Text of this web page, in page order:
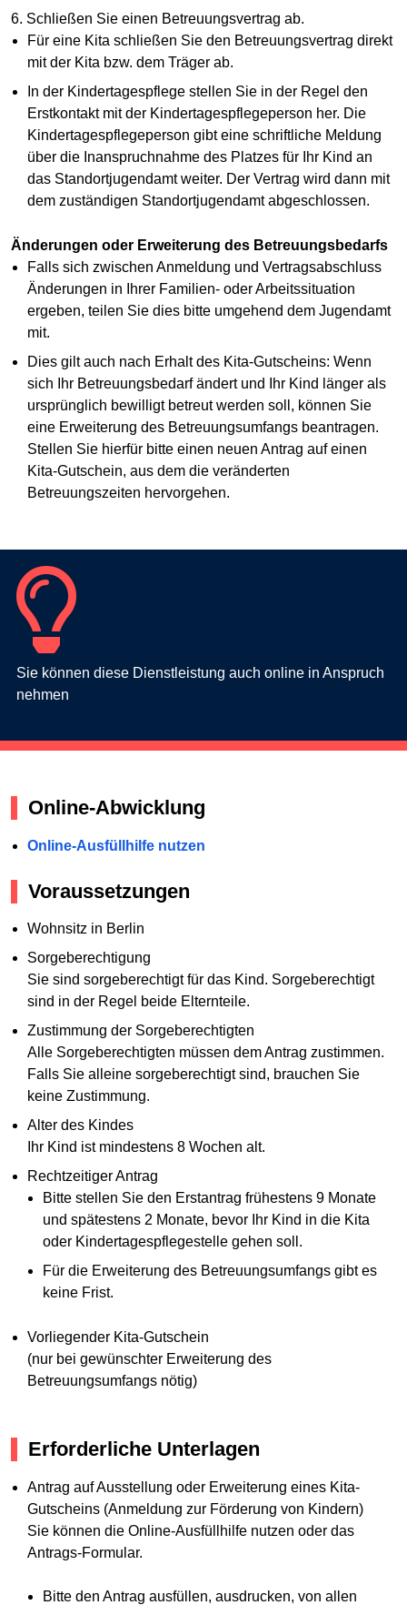
6. Schließen Sie einen Betreuungsvertrag ab.
Für eine Kita schließen Sie den Betreuungsvertrag direkt
mit der Kita bzw. dem Träger ab.
In der Kindertagespflege stellen Sie in der Regel den
Erstkontakt mit der Kindertagespflegeperson her. Die
Kindertagespflegeperson gibt eine schriftliche Meldung
über die Inanspruchnahme des Platzes für Ihr Kind an
das Standortjugendamt weiter. Der Vertrag wird dann mit
dem zuständigen Standortjugendamt abgeschlossen.
Änderungen oder Erweiterung des Betreuungsbedarfs
Falls sich zwischen Anmeldung und Vertragsabschluss
Änderungen in Ihrer Familien- oder Arbeitssituation
ergeben, teilen Sie dies bitte umgehend dem Jugendamt
mit.
Dies gilt auch nach Erhalt des Kita-Gutscheins: Wenn
sich Ihr Betreuungsbedarf ändert und Ihr Kind länger als
ursprünglich bewilligt betreut werden soll, können Sie
eine Erweiterung des Betreuungsumfangs beantragen.
Stellen Sie hierfür bitte einen neuen Antrag auf einen
Kita-Gutschein, aus dem die veränderten
Betreuungszeiten hervorgehen.
Sie können diese Dienstleistung auch online in Anspruch
nehmen
Online-Abwicklung
Online-Ausfüllhilfe nutzen
Voraussetzungen
Wohnsitz in Berlin
Sorgeberechtigung
Sie sind sorgeberechtigt für das Kind. Sorgeberechtigt
sind in der Regel beide Elternteile.
Zustimmung der Sorgeberechtigten
Alle Sorgeberechtigten müssen dem Antrag zustimmen.
Falls Sie alleine sorgeberechtigt sind, brauchen Sie
keine Zustimmung.
Alter des Kindes
Ihr Kind ist mindestens 8 Wochen alt.
Rechtzeitiger Antrag
Bitte stellen Sie den Erstantrag frühestens 9 Monate
und spätestens 2 Monate, bevor Ihr Kind in die Kita
oder Kindertagespflegestelle gehen soll.
Für die Erweiterung des Betreuungsumfangs gibt es
keine Frist.
Vorliegender Kita-Gutschein
(nur bei gewünschter Erweiterung des
Betreuungsumfangs nötig)
Erforderliche Unterlagen
Antrag auf Ausstellung oder Erweiterung eines Kita-
Gutscheins (Anmeldung zur Förderung von Kindern)
Sie können die Online-Ausfüllhilfe nutzen oder das
Antrags-Formular.
Bitte den Antrag ausfüllen, ausdrucken, von allen